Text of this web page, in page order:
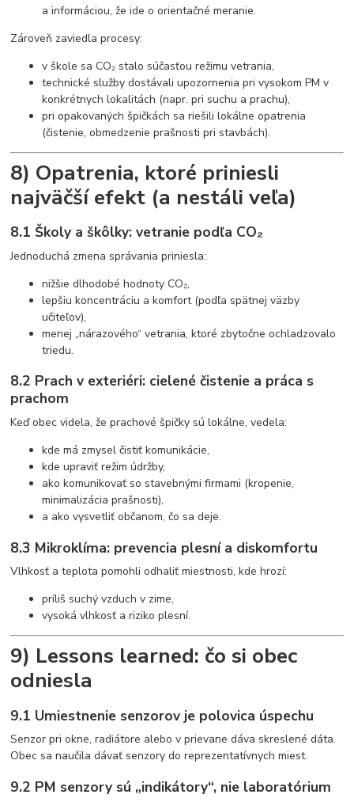
a informáciou, že ide o orientačné meranie.
Zároveň zaviedla procesy:
v škole sa CO₂ stalo súčasťou režimu vetrania,
technické služby dostávali upozornenia pri vysokom PM v
konkrétnych lokalitách (napr. pri suchu a prachu),
pri opakovaných špičkách sa riešili lokálne opatrenia
(čistenie, obmedzenie prašnosti pri stavbách).
8) Opatrenia, ktoré priniesli
najväčší efekt (a nestáli veľa)
8.1 Školy a škôlky: vetranie podľa CO₂
Jednoduchá zmena správania priniesla:
nižšie dlhodobé hodnoty CO₂,
lepšiu koncentráciu a komfort (podľa spätnej väzby
učiteľov),
menej „nárazového“ vetrania, ktoré zbytočne ochladzovalo
triedu.
8.2 Prach v exteriéri: cielené čistenie a práca s
prachom
Keď obec videla, že prachové špičky sú lokálne, vedela:
kde má zmysel čistiť komunikácie,
kde upraviť režim údržby,
ako komunikovať so stavebnými firmami (kropenie,
minimalizácia prašnosti),
a ako vysvetliť občanom, čo sa deje.
8.3 Mikroklíma: prevencia plesní a diskomfortu
Vlhkosť a teplota pomohli odhaliť miestnosti, kde hrozí:
príliš suchý vzduch v zime,
vysoká vlhkosť a riziko plesní.
9) Lessons learned: čo si obec
odniesla
9.1 Umiestnenie senzorov je polovica úspechu
Senzor pri okne, radiátore alebo v prievane dáva skreslené dáta.
Obec sa naučila dávať senzory do reprezentatívnych miest.
9.2 PM senzory sú „indikátory“, nie laboratórium